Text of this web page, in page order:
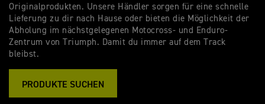
Originalprodukten. Unsere Händler sorgen für eine schnelle
Lieferung zu dir nach Hause oder bieten die Möglichkeit der
Abholung im nächstgelegenen Motocross- und Enduro-
Zentrum von Triumph. Damit du immer auf dem Track
bleibst.
PRODUKTE SUCHEN